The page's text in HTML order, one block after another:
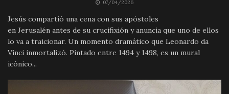
07/04/2026
Jesús compartió una cena con sus apóstoles
en Jerusalén antes de su crucifixión y anuncia que uno de ellos
lo va a traicionar. Un momento dramático que Leonardo da
Vinci inmortalizó. Pintado entre 1494 y 1498, es un mural
icónico...